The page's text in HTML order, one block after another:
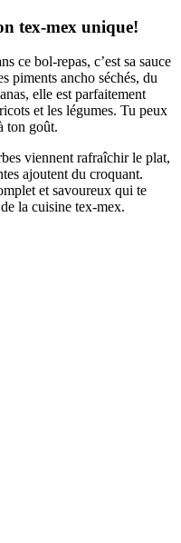
tex-mex unique!
ce bol-repas, c’est sa sauce
piments ancho séchés, du
elle est parfaitement
et les légumes. Tu peux
ton goût.
viennent rafraîchir le plat,
ajoutent du croquant.
et savoureux qui te
la cuisine tex-mex.